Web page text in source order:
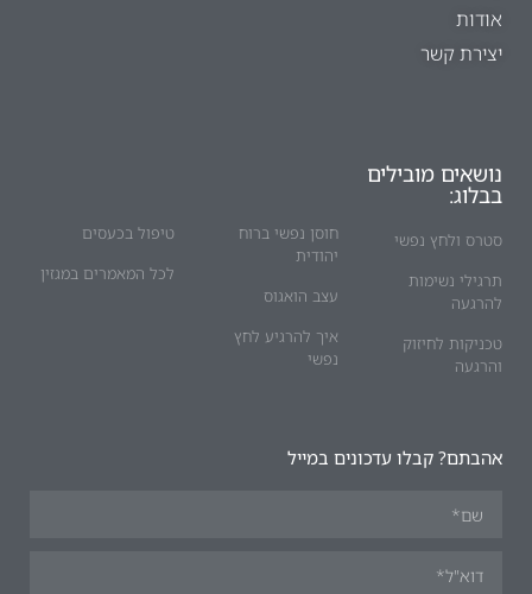
אודות
יצירת קשר
נושאים מובילים
בבלוג:
סטרס ולחץ נפשי
תרגילי נשימות
להרגעה
טכניקות לחיזוק
והרגעה
חוסן נפשי ברוח
יהודית
עצב הואגוס
איך להרגיע לחץ
נפשי
טיפול בכעסים
לכל המאמרים במגזין
אהבתם? קבלו עדכונים במייל